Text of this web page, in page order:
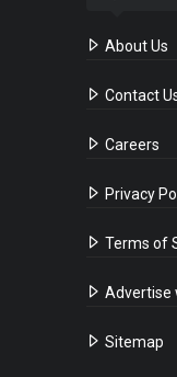
About Us
Contact
Careers
Privacy
Terms of
Advertise
Sitemap